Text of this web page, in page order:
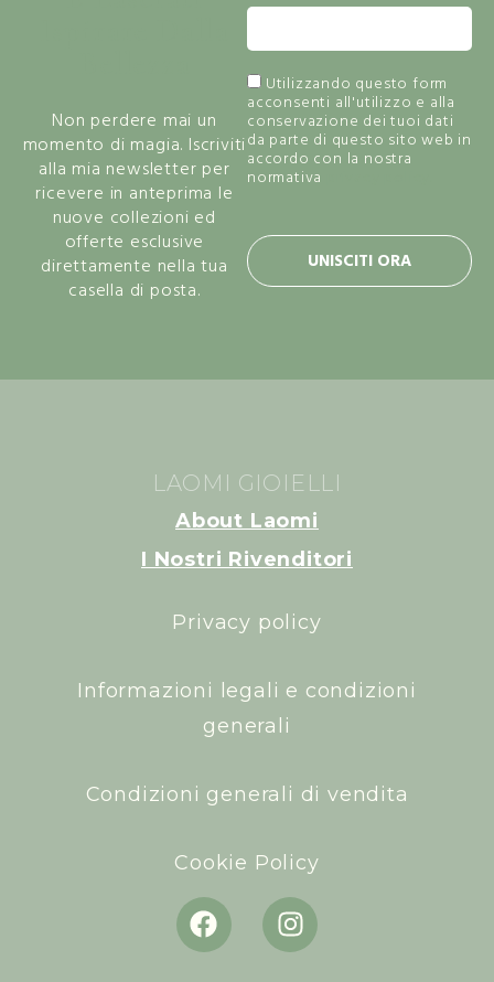
Non perdere mai un
momento di magia. Iscriviti
alla mia newsletter per
ricevere in anteprima le
nuove collezioni ed
offerte esclusive
direttamente nella tua
casella di posta.
Utilizzando questo form
acconsenti all'utilizzo e alla
conservazione dei tuoi dati
da parte di questo sito web in
accordo con la nostra
normativa
UNISCITI ORA
LAOMI GIOIELLI
About Laomi
I Nostri Rivenditori
Privacy policy
Informazioni legali e condizioni
generali
Condizioni generali di vendita
Cookie Policy